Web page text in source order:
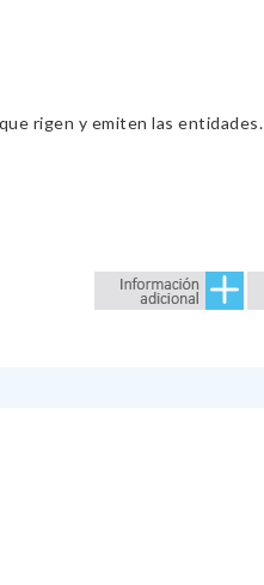
rigen y emiten las entidades.